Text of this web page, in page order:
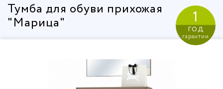
Тумба для обуви прихожая
"Марица"
1
год
гарантии